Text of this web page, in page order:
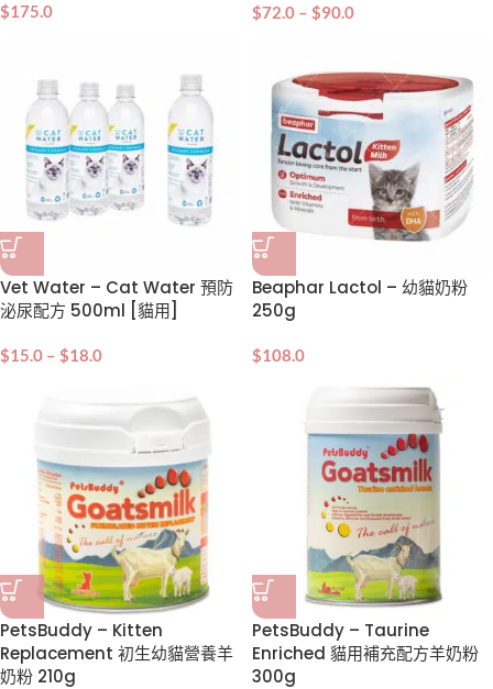
$175.0 $72.0 – $90.0
Vet Water – Cat Water 預防
泌尿配方 500ml [貓用]
$15.0 – $18.0
Beaphar Lactol – 幼貓奶粉
250g
$108.0
PetsBuddy – Kitten
Replacement 初生幼貓營養羊
奶粉 210g
PetsBuddy – Taurine
Enriched 貓用補充配方羊奶粉
300g